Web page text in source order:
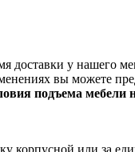
доставки у нашего
вы можете
подъема мебели
корпусной или за